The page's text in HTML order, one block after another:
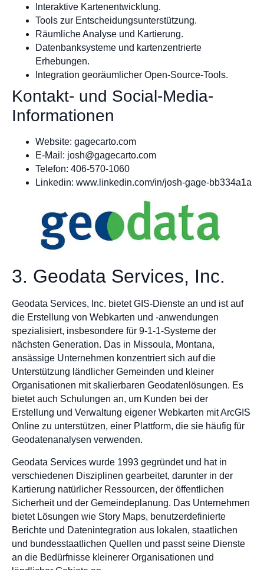
Interaktive Kartenentwicklung.
Tools zur Entscheidungsunterstützung.
Räumliche Analyse und Kartierung.
Datenbanksysteme und kartenzentrierte
Erhebungen.
Integration georäumlicher Open-Source-Tools.
Kontakt- und Social-Media-
Informationen
Website: gagecarto.com
E-Mail: josh@gagecarto.com
Telefon: 406-570-1060
Linkedin: www.linkedin.com/in/josh-gage-bb334a1a
3. Geodata Services, Inc.
Geodata Services, Inc. bietet GIS-Dienste an und ist auf
die Erstellung von Webkarten und -anwendungen
spezialisiert, insbesondere für 9-1-1-Systeme der
nächsten Generation. Das in Missoula, Montana,
ansässige Unternehmen konzentriert sich auf die
Unterstützung ländlicher Gemeinden und kleiner
Organisationen mit skalierbaren Geodatenlösungen. Es
bietet auch Schulungen an, um Kunden bei der
Erstellung und Verwaltung eigener Webkarten mit ArcGIS
Online zu unterstützen, einer Plattform, die sie häufig für
Geodatenanalysen verwenden.
Geodata Services wurde 1993 gegründet und hat in
verschiedenen Disziplinen gearbeitet, darunter in der
Kartierung natürlicher Ressourcen, der öffentlichen
Sicherheit und der Gemeindeplanung. Das Unternehmen
bietet Lösungen wie Story Maps, benutzerdefinierte
Berichte und Datenintegration aus lokalen, staatlichen
und bundesstaatlichen Quellen und passt seine Dienste
an die Bedürfnisse kleinerer Organisationen und